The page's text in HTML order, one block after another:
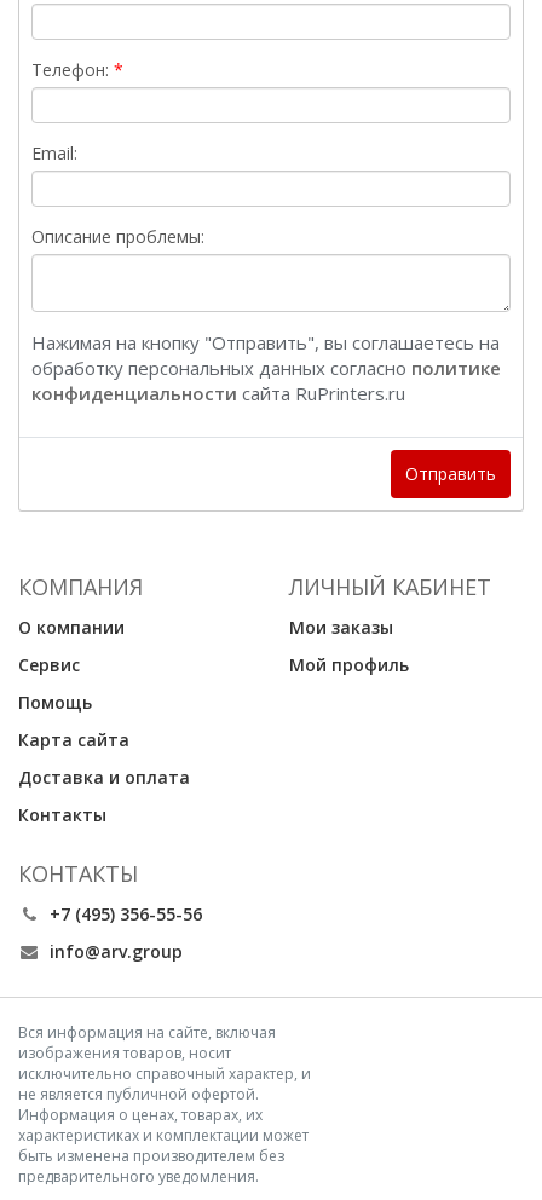
Телефон:
Email:
Описание проблемы:
Нажимая на кнопку "Отправить", вы соглашаетесь на
обработку персональных данных согласно политике
конфиденциальности сайта RuPrinters.ru
Отправить
КОМПАНИЯ
О компании
Сервис
Помощь
Карта сайта
Доставка и оплата
Контакты
ЛИЧНЫЙ КАБИНЕТ
Мои заказы
Мой профиль
КОНТАКТЫ
+7 (495) 356-55-56
info@arv.group
Вся информация на сайте, включая
изображения товаров, носит
исключительно справочный характер, и
не является публичной офертой.
Информация о ценах, товарах, их
характеристиках и комплектации может
быть изменена производителем без
предварительного уведомления.